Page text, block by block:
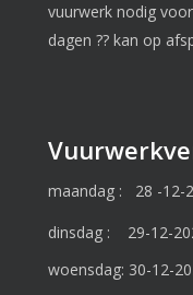
vuurwerk nodig
dagen ?? kan op
maandag : 28 -12-
dinsdag : 29-12-
woensdag: 30-12-